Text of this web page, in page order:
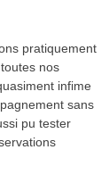
pratiquement
nos
infime
sans
pu tester